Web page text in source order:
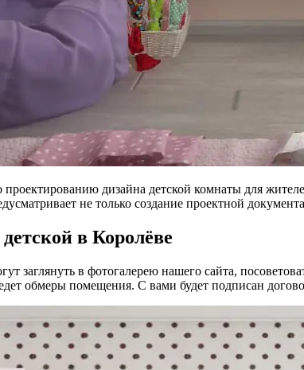
проектированию дизайна детской комнаты для
не только создание проектной
в Королёве
заглянуть в фотогалерею нашего сайта,
обмеры помещения. С вами будет подписан